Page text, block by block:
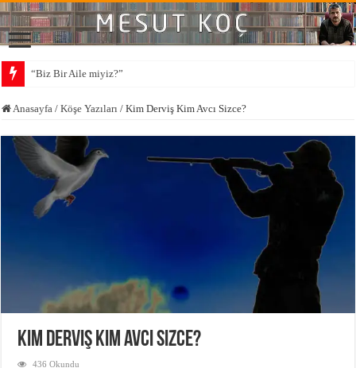
“Biz Bir Aile miyiz?”
Anasayfa / Köşe Yazıları / Kim Derviş Kim Avcı Sizce?
Kim Derviş Kim Avcı Sizce?
436 Okundu